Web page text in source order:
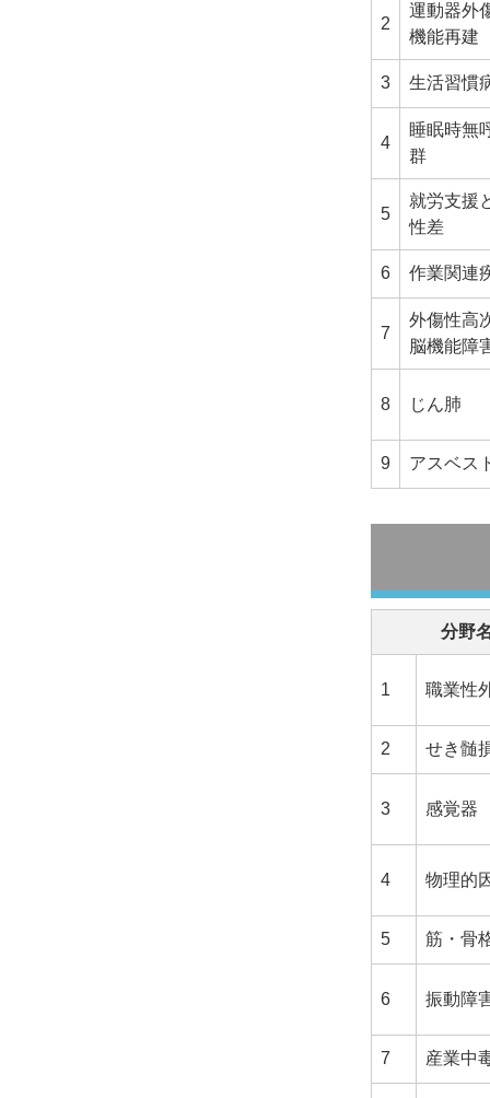
2
運動器外
機能再建
3 生活習慣
4
睡眠時無
群
5
就労支援
性差
6 作業関連
7
外傷性高
脳機能障
8 じん肺
9 アスベス
分野
1 職業性
2 せき髄
3 感覚器
4 物理的
5 筋・骨
6 振動障
7 産業中